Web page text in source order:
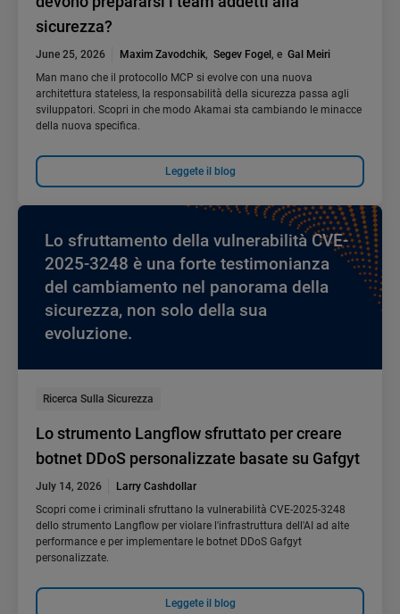
sicurezza?
June 25, 2026 Maxim Zavodchik, Segev Fogel , e Gal Meiri
Man mano che il protocollo MCP si evolve con una nuova
architettura stateless, la responsabilità della sicurezza passa agli
sviluppatori. Scopri in che modo Akamai sta cambiando le minacce
della nuova specifica.
Leggete il blog
Lo sfruttamento della vulnerabilità CVE-
2025-3248 è una forte testimonianza
del cambiamento nel panorama della
sicurezza, non solo della sua
evoluzione.
Ricerca Sulla Sicurezza
Lo strumento Langflow sfruttato per creare
botnet DDoS personalizzate basate su Gafgyt
July 14, 2026
Larry Cashdollar
Scopri come i criminali sfruttano la vulnerabilità CVE-2025-3248
dello strumento Langflow per violare l'infrastruttura dell'AI ad alte
performance e per implementare le botnet DDoS Gafgyt
personalizzate.
Leggete il blog